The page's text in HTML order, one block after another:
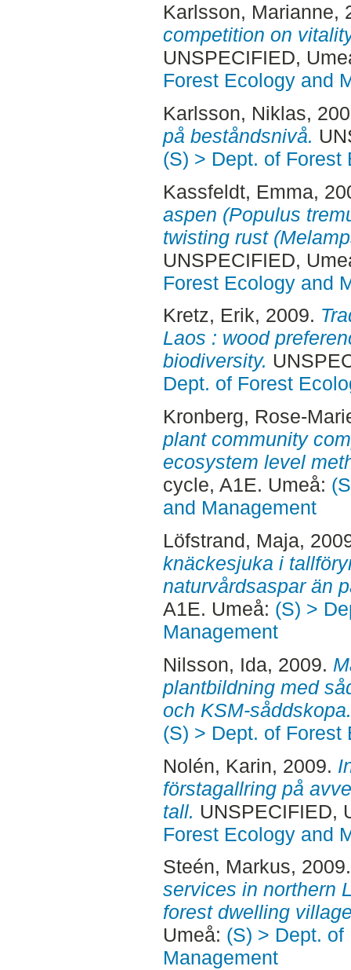
Karlsson, Marianne,
competition on
UNSPECIFIED,
Forest Ecology and
Karlsson, Niklas,
på beståndsnivå.
(S) > Dept. of Forest
Kassfeldt, Emma,
aspen (Populus
twisting rust
UNSPECIFIED,
Forest Ecology and
Kretz, Erik, 2009.
Laos : wood
biodiversity.
Dept. of Forest
Kronberg, Rose-
plant community
ecosystem level
cycle, A1E. Umeå:
and Management
Löfstrand, Maja,
knäckesjuka i
naturvårdsaspar än
A1E. Umeå: (S) >
Management
Nilsson, Ida, 2009.
plantbildning med
och KSM-såddskopa.
(S) > Dept. of Forest
Nolén, Karin, 2009.
förstagallring på
tall. UNSPECIFIED,
Forest Ecology and
Steén, Markus,
services in northern
forest dwelling
Umeå: (S) > Dept.
Management